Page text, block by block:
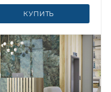
КУПИТЬ